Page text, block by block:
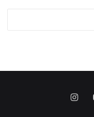
YouTube
Instagram